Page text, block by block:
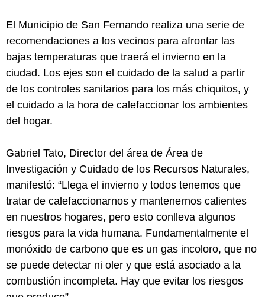
El Municipio de San Fernando realiza una serie de
recomendaciones a los vecinos para afrontar las
bajas temperaturas que traerá el invierno en la
ciudad. Los ejes son el cuidado de la salud a partir
de los controles sanitarios para los más chiquitos, y
el cuidado a la hora de calefaccionar los ambientes
del hogar.
Gabriel Tato, Director del área de Área de
Investigación y Cuidado de los Recursos Naturales,
manifestó: “Llega el invierno y todos tenemos que
tratar de calefaccionarnos y mantenernos calientes
en nuestros hogares, pero esto conlleva algunos
riesgos para la vida humana. Fundamentalmente el
monóxido de carbono que es un gas incoloro, que no
se puede detectar ni oler y que está asociado a la
combustión incompleta. Hay que evitar los riesgos